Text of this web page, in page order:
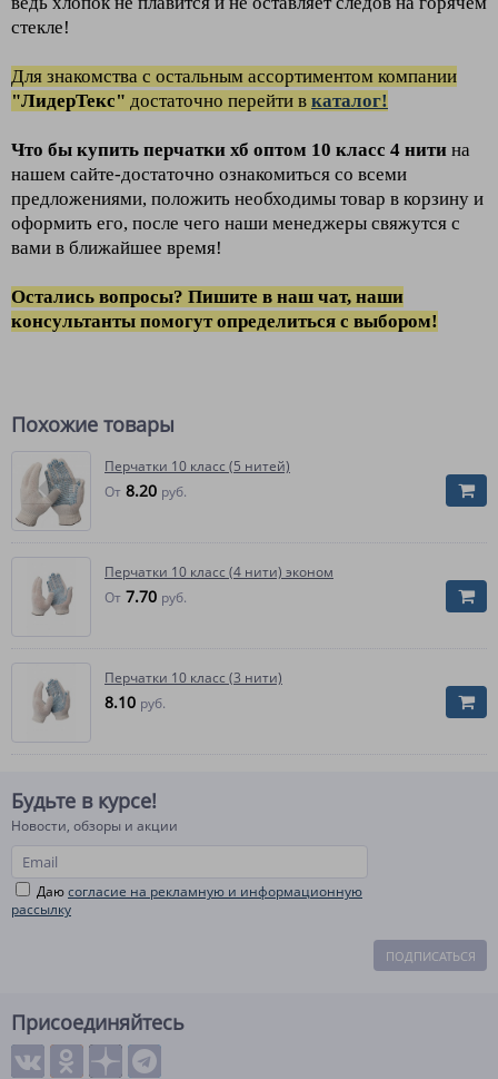
стекле!
Для знакомства с остальным ассортиментом компании
"ЛидерТекс" достаточно перейти в каталог!
Что бы купить перчатки хб оптом 10 класс 4 нити на
нашем сайте-достаточно ознакомиться со всеми
предложениями, положить необходимы товар в корзину и
оформить его, после чего наши менеджеры свяжутся с
вами в ближайшее время!
Остались вопросы? Пишите в наш чат, наши
консультанты помогут определиться с выбором!
Похожие товары
Перчатки 10 класс (5 нитей)
От 8.20 руб.
Перчатки 10 класс (4 нити) эконом
От 7.70 руб.
Перчатки 10 класс (3 нити)
8.10 руб.
Будьте в курсе!
Новости, обзоры и акции
Даюсогласие на рекламную и информационную
рассылку
ПОДПИСАТЬСЯ
Присоединяйтесь